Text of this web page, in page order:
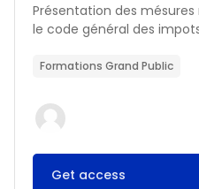
Résumé du cours :
Présentation des
le code général des
Formations Grand Public
Get access